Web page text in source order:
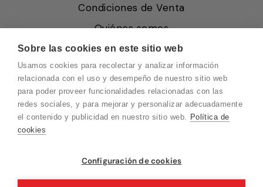
Sobre las cookies en este sitio web
Usamos cookies para recolectar y analizar información
relacionada con el uso y desempeño de nuestro sitio web
para poder proveer funcionalidades relacionadas con las
redes sociales, y para mejorar y personalizar adecuadamente
el contenido y publicidad en nuestro sitio web. Política de
cookies
Configuración de cookies
Condiciones de Venta
Quiénes somos
Política de Cookies
Protección de Datos
Blog EN
Blog FR
Vuelvo en un momento. Recuerda que
nuestro horario de atención al cliente es de